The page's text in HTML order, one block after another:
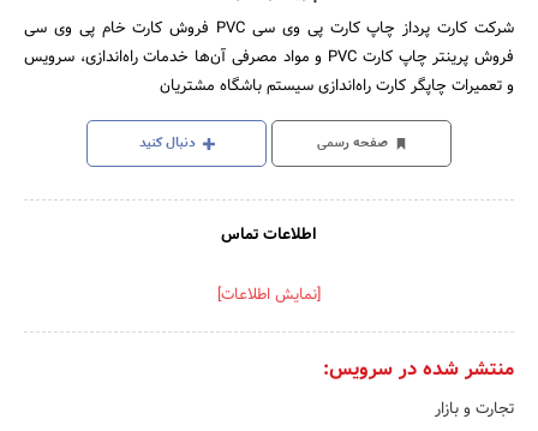
شرکت کارت پرداز چاپ کارت پی وی سی PVC فروش کارت خام پی وی سی
فروش پرینتر چاپ کارت PVC و مواد مصرفی آن‌ها خدمات راه‌‌اندازی، سرویس
و تعمیرات چاپگر کارت راه‌‌اندازی سیستم باشگاه مشتریان
صفحه رسمی دنبال کنید
اطلاعات تماس
[نمایش اطلاعات]
منتشر شده در سرویس:
تجارت و بازار